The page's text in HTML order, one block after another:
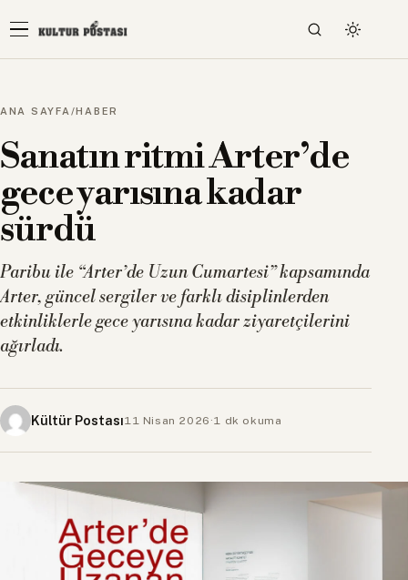
ANA SAYFA /HABER
Sanatın ritmi Arter’de
gece yarısına kadar
sürdü
Paribu ile “Arter’de Uzun Cumartesi” kapsamında
Arter, güncel sergiler ve farklı disiplinlerden
etkinliklerle gece yarısına kadar ziyaretçilerini
ağırladı.
Kültür Postası11 Nisan 2026 ·1 dk okuma